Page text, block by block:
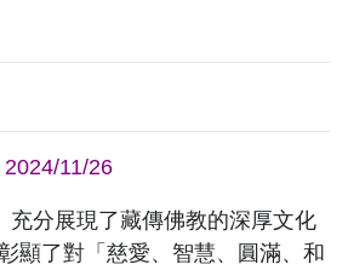
11/26
充分展現了藏傳佛教的深厚文化
顯了對「慈愛、智慧、圓滿、和